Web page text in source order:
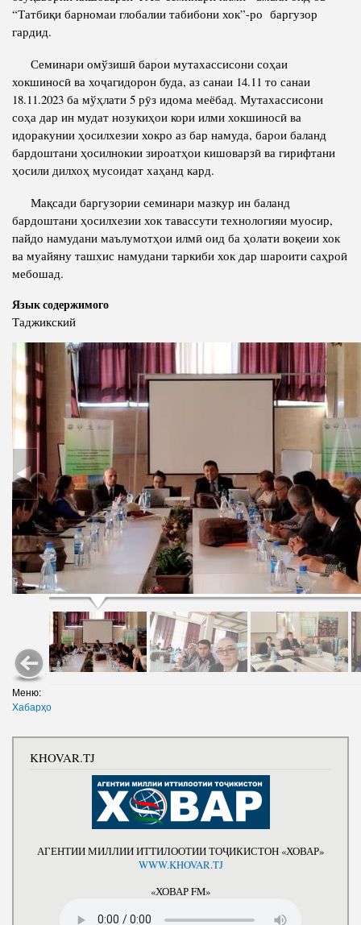
Полномочия
Статьи
ПРЕЗИДЕНТ РЕСПУБЛИКИ ТАДЖИКИСТАН
Структура Института
История руководителей
“Татбиқи барномаи глобалии табибони хок”-ро баргузор
гардид.
Семинари омўзишӣ барои мутахассисони соҳаи
хокшиносӣ ва хоҷагидорон буда, аз санаи 14.11 то санаи
18.11.2023 ба мўҳлати 5 рӯз идома меёбад. Мутахассисони
соҳа дар ин мудат нозукиҳои кори илми хокшиносӣ ва
идоракунии ҳосилхезии хокро аз бар намуда, барои баланд
бардоштани ҳосилнокии зироатҳои кишоварзӣ ва гирифтани
ҳосили дилхоҳ мусоидат хаҳанд кард.
Мақсади баргузории семинари мазкур ин баланд
бардоштани ҳосилхезии хок тавассути технологияи муосир,
пайдо намудани маълумотҳои илмӣ оид ба ҳолати воқеии хок
ва муайяну ташхис намудани таркиби хок дар шароити саҳроӣ
мебошад.
Язык содержимого
Таджикский
Меню:
Хабарҳо
KHOVAR.TJ
АГЕНТИИ МИЛЛИИ ИТТИЛООТИИ ТОҶИКИСТОН «ХОВАР»
WWW.KHOVAR.TJ
«ХОВАР FM»